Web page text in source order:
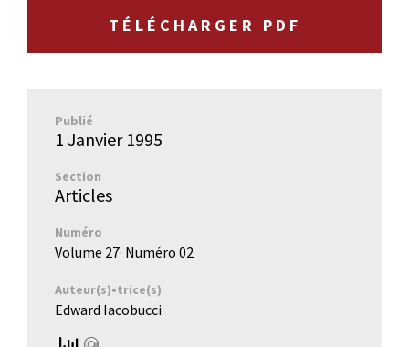
TÉLÉCHARGER PDF
Publié
1 Janvier 1995
Section
Articles
Numéro
Volume 27· Numéro 02
Auteur(s)•trice(s)
Edward Iacobucci